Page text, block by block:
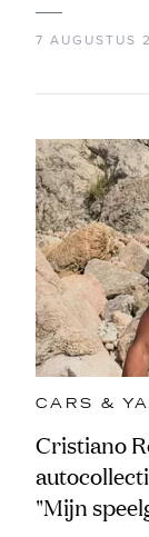
7 AUGUSTUS
CARS &
Cristiano
"Mijn